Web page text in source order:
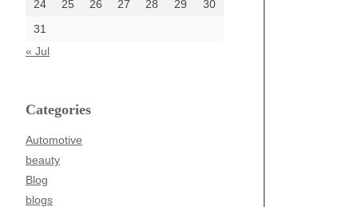
24
25 26 27 28 29
30
31
« Jul
Categories
Automotive
beauty
Blog
blogs